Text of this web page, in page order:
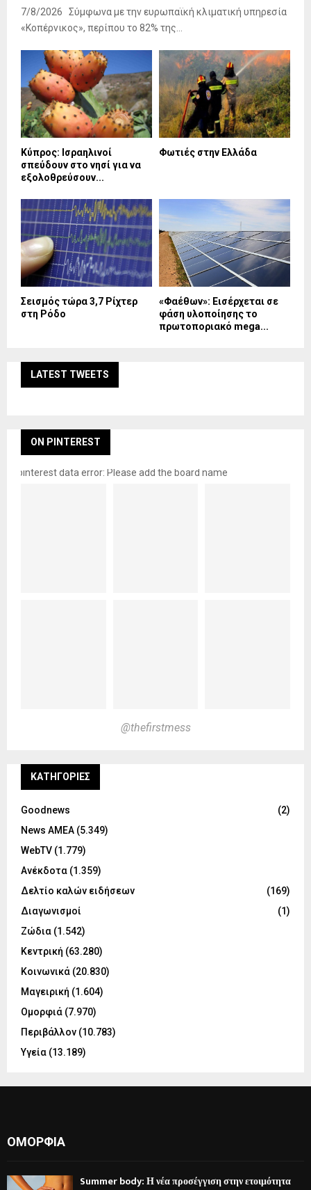
7/8/2026 Σύμφωνα με την ευρωπαϊκή κλιματική υπηρεσία
«Κοπέρνικος», περίπου το 82% της...
Κύπρος: Ισραηλινοί
σπεύδουν στο νησί για να
εξολοθρεύσουν...
Φωτιές στην Ελλάδα
Σεισμός τώρα 3,7 Ρίχτερ
στη Ρόδο
«Φαέθων»: Εισέρχεται σε
φάση υλοποίησης το
πρωτοποριακό mega...
LATEST TWEETS
ON PINTEREST
pinterest data error: Please add the board name
@thefirstmess
KΑΤΗΓΟΡΊΕΣ
Goodnews
(2)
News ΑΜΕΑ (5.349)
WebTV (1.779)
Ανέκδοτα (1.359)
Δελτίο καλών ειδήσεων
(169)
Διαγωνισμοί
(1)
Ζώδια (1.542)
Κεντρική (63.280)
Κοινωνικά (20.830)
Μαγειρική (1.604)
Ομορφιά (7.970)
Περιβάλλον (10.783)
Υγεία (13.189)
ΟΜΟΡΦΙΆ
Summer body: Η νέα προσέγγιση στην ετοιμότητα